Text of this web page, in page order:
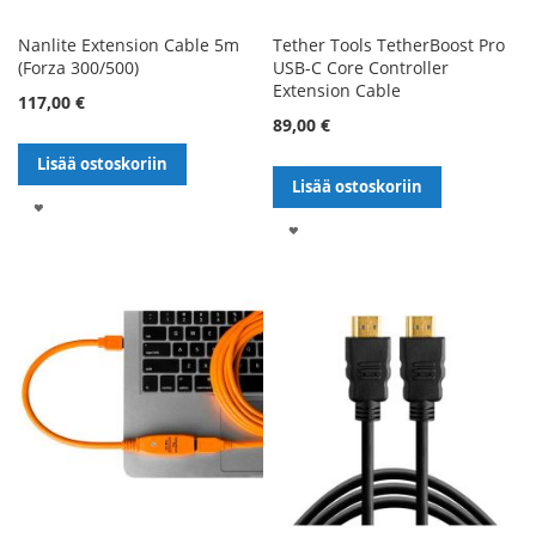
Nanlite Extension Cable 5m
(Forza 300/500)
117,00 €
Lisää ostoskoriin
Tether Tools TetherBoost Pro
USB-C Core Controller
Extension Cable
89,00 €
Lisää ostoskoriin